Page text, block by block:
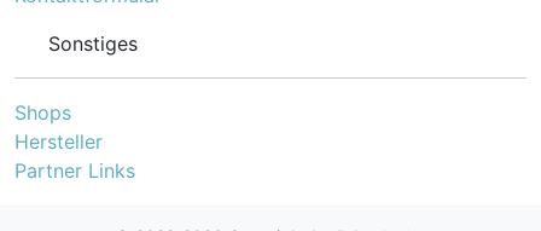
Sonstiges
Shops
Hersteller
Partner Links